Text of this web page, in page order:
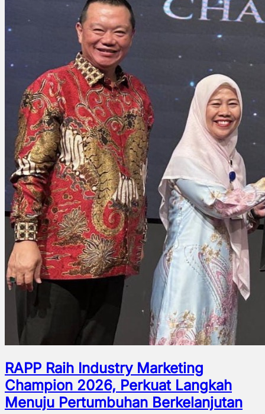
RAPP Raih Industry Marketing
Champion 2026, Perkuat Langkah
Menuju Pertumbuhan Berkelanjutan